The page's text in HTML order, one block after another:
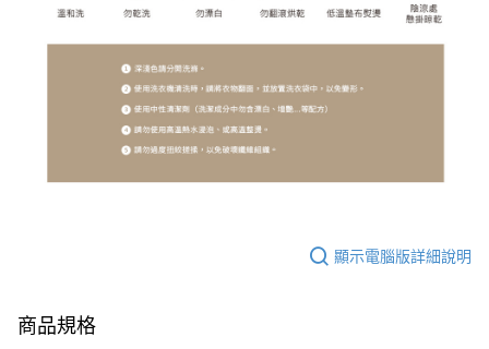
顯示電腦版詳細說明
商品規格